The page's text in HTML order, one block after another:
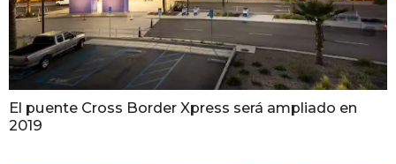
El puente Cross Border Xpress será ampliado en
2019